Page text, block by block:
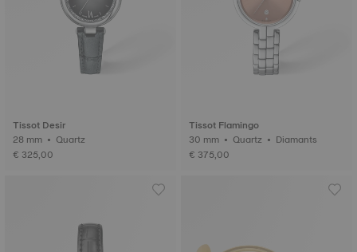
Tissot Desir
28 mm • Quartz
€ 325,00
Tissot Flamingo
30 mm • Quartz • Diamants
€ 375,00